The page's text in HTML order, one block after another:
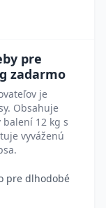
pre
zadarmo
je
Obsahuje
12 kg s
vyváženú
pre dlhodobé